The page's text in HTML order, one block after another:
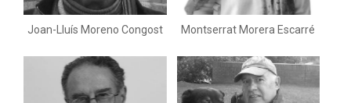
Joan-Lluís Moreno Congost Montserrat Morera Escarré